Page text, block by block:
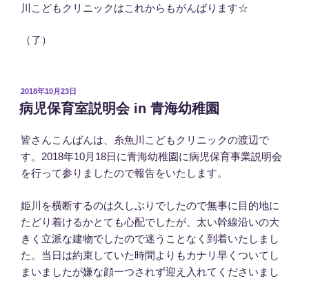
川こどもクリニックはこれからもがんばります☆
（了）
投
稿
日:
2018年10月23日
病児保育室説明会 in 青海幼稚園
皆さんこんばんは、糸魚川こどもクリニックの渡辺で
す。2018年10月18日に青海幼稚園に病児保育事業説明会
を行って参りましたので報告をいたします。
姫川を横断するのは久しぶりでしたので無事に目的地に
たどり着けるかとても心配でしたが、太い幹線沿いの大
きく立派な建物でしたので迷うことなく到着いたしまし
た。当日は約束していた時間よりもカナリ早くついてし
まいましたが嫌な顔一つされず迎え入れてくださいまし